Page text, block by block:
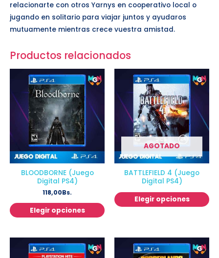
relacionarte con otros Yarnys en cooperativo local o
jugando en solitario para viajar juntos y ayudaros
mutuamente mientras crece vuestra amistad.
Productos relacionados
BLOODBORNE (Juego
Digital PS4)
118,00Bs.
Elegir opciones
AGOTADO
BATTLEFIELD 4 (Juego
Digital PS4)
Elegir opciones